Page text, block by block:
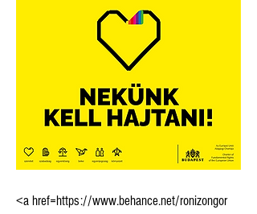
<a href=https://www.behance.net/ronizongor